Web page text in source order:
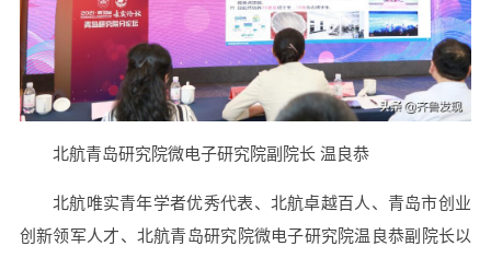
北航青岛研究院微电子研究院副院长 温良恭
北航唯实青年学者优秀代表、北航卓越百人、青岛市创业
创新领军人才、北航青岛研究院微电子研究院温良恭副院长以